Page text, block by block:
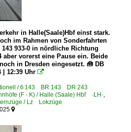
in Halle(Saale)Hbf einst stark.
im Rahmen von Sonderfahrten
933-0 in nördliche Richtung
vorerst eine Pause ein. Beide
in Dresden eingesetzt. 🧰 DB
| 12:39 Uhr 
/ 6 143 BR 143 DR 243
(F - K) / Halle (Saale) Hbf ·LH·,
/ Lz Lokzüge
